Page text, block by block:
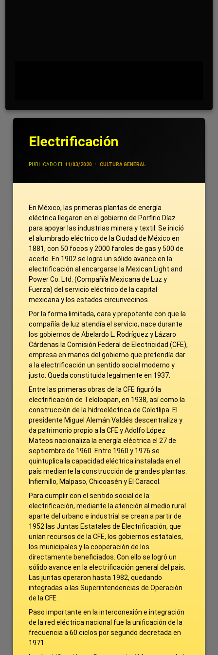
Electrificación
PUBLICADO EL 11/03/2020 CATEGORÍAS:
CULTURA GENERAL
En México, las primeras plantas de energía
eléctrica llegaron en el gobierno de Porfirio Díaz
para apoyar las industrias minera y textil. Se inició
el alumbrado eléctrico de la Ciudad de México en
1881, con 50 focos y 2000 faroles de gas y 500 de
aceite. En 1902 se logra un sólido avance en la
electrificación al encargarse la Mexican Light and
Power Co. Ltd. (Compañía Mexicana de Luz y
Fuerza) del servicio eléctrico de la capital
mexicana y los estados circunvecinos.
Por la forma limitada, cara y prepotente con que la
compañía de luz atendía el servicio, nace durante
los gobiernos de Abelardo L. Rodríguez y Lázaro
Cárdenas la Comisión Federal de Electricidad (CFE),
empresa en manos del gobierno que pretendía dar
a la electrificación un sentido social moderno y
justo. Queda constituida legalmente en 1937.
Entre las primeras obras de la CFE figuró la
electrificación de Teloloapan, en 1938, así como la
construcción de la hidroeléctrica de Colotlipa. El
presidente Miguel Alemán Valdés descentraliza y
da patrimonio propio a la CFE y Adolfo López
Mateos nacionaliza la energía eléctrica el 27 de
septiembre de 1960. Entre 1960 y 1976 se
quintuplica la capacidad eléctrica instalada en el
país mediante la construcción de grandes plantas:
Infiernillo, Malpaso, Chicoasén y El Caracol.
Para cumplir con el sentido social de la
electrificación, mediante la atención al medio rural
aparte del urbano e industrial se crean a partir de
1952 las Juntas Estatales de Electrificación, que
unían recursos de la CFE, los gobiernos estatales,
los municipales y la cooperación de los
directamente beneficiados. Con ello se logró un
sólido avance en la electrificación general del país.
Las juntas operaron hasta 1982, quedando
integradas a las Superintendencias de Operación
de la CFE.
Paso importante en la interconexión e integración
de la red eléctrica nacional fue la unificación de la
frecuencia a 60 ciclos por segundo decretada en
1971.